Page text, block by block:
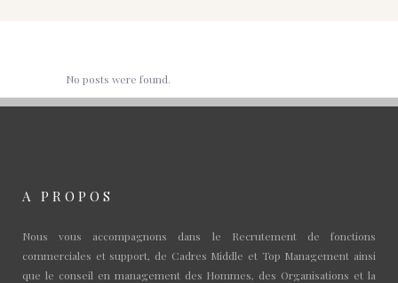
No posts were found.
A PROPOS
Nous vous accompagnons dans le Recrutement de fonctions
commerciales et support, de Cadres Middle et Top Management ainsi
que le conseil en management des Hommes, des Organisations et la